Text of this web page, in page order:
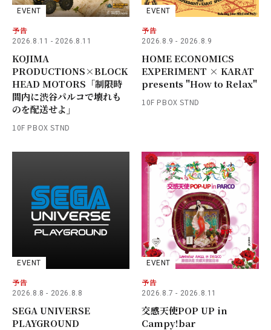
EVENT
予告
2026.8.11 - 2026.8.11
KOJIMA
PRODUCTIONS×BLOCK
HEAD MOTORS「制限時
間内に渋谷パルコで壊れも
のを配送せよ」
10F PBOX STND
EVENT
予告
2026.8.9 - 2026.8.9
HOME ECONOMICS
EXPERIMENT × KARAT
presents "How to Relax"
10F PBOX STND
EVENT
予告
2026.8.8 - 2026.8.8
SEGA UNIVERSE
PLAYGROUND
EVENT
予告
2026.8.7 - 2026.8.11
交感天使POP UP in
Campy!bar